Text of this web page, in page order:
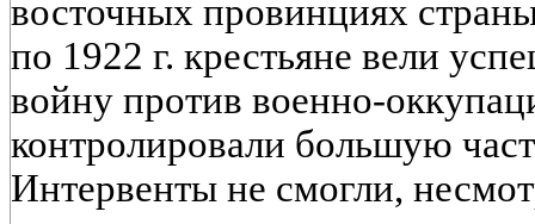
восточных провинциях
по 1922 г. крестьяне вели
войну против военно-
контролировали большую
Интервенты не смогли,